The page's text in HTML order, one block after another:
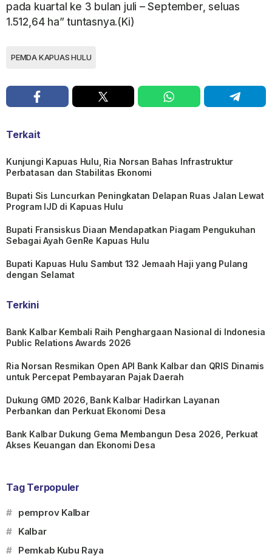
pada kuartal ke 3 bulan juli – September, seluas
1.512,64 ha” tuntasnya.(Ki)
PEMDA KAPUAS HULU
Terkait
Kunjungi Kapuas Hulu, Ria Norsan Bahas Infrastruktur
Perbatasan dan Stabilitas Ekonomi
Bupati Sis Luncurkan Peningkatan Delapan Ruas Jalan Lewat
Program IJD di Kapuas Hulu
Bupati Fransiskus Diaan Mendapatkan Piagam Pengukuhan
Sebagai Ayah GenRe Kapuas Hulu
Bupati Kapuas Hulu Sambut 132 Jemaah Haji yang Pulang
dengan Selamat
Terkini
Bank Kalbar Kembali Raih Penghargaan Nasional di Indonesia
Public Relations Awards 2026
Ria Norsan Resmikan Open API Bank Kalbar dan QRIS Dinamis
untuk Percepat Pembayaran Pajak Daerah
Dukung GMD 2026, Bank Kalbar Hadirkan Layanan
Perbankan dan Perkuat Ekonomi Desa
Bank Kalbar Dukung Gema Membangun Desa 2026, Perkuat
Akses Keuangan dan Ekonomi Desa
Tag Terpopuler
# pemprov Kalbar
# Kalbar
# Pemkab Kubu Raya